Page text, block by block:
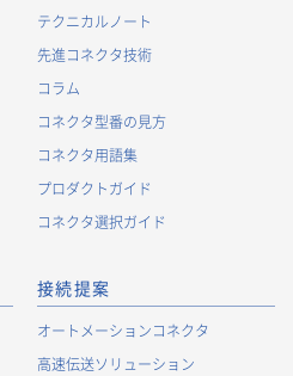
テクニカルノート
先進コネクタ技術
コラム
コネクタ型番の見方
コネクタ用語集
プロダクトガイド
コネクタ選択ガイド
接続提案
オートメーションコネクタ
高速伝送ソリューション